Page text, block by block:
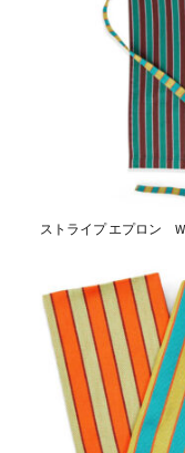
ストライプ エプロン